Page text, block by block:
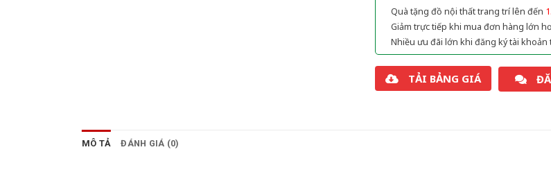
Quà tặng đồ nội thất trang trí lên đến
Giảm trực tiếp khi mua đơn hàng lớn
Nhiều ưu đãi lớn khi đăng ký tài
TẢI BẢNG GIÁ
MÔ TẢ ĐÁNH GIÁ (0)